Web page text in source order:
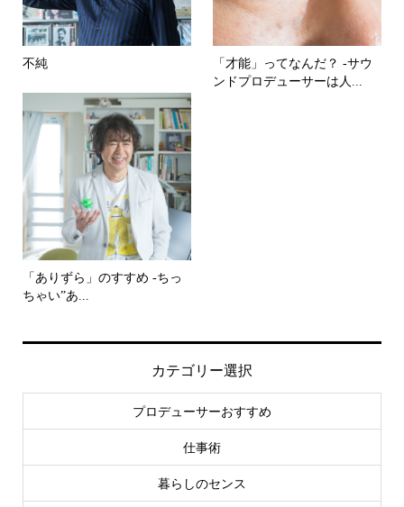
不純
「才能」ってなんだ？ -サウ
ンドプロデューサーは人...
「ありずら」のすすめ -ちっ
ちゃい”あ...
カテゴリー選択
プロデューサーおすすめ
仕事術
暮らしのセンス